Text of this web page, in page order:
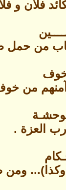
فلان و
من حمل
آمنهم من
العزة .
وكذا)...